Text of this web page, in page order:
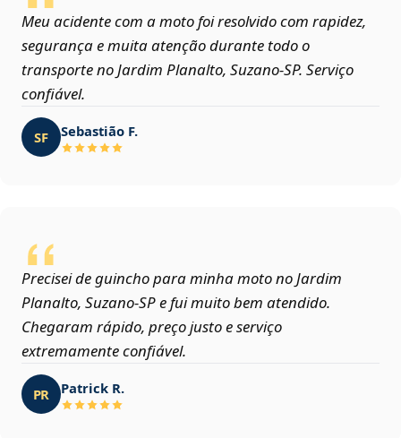
Meu acidente com a moto foi resolvido com rapidez,
segurança e muita atenção durante todo o
transporte no Jardim Planalto, Suzano‑SP. Serviço
confiável.
SF Sebastião F.
Precisei de guincho para minha moto no Jardim
Planalto, Suzano‑SP e fui muito bem atendido.
Chegaram rápido, preço justo e serviço
extremamente confiável.
PR Patrick R.